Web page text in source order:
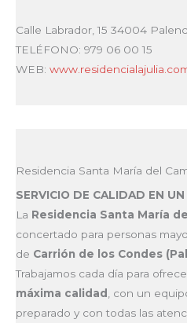
Calle Labrador, 15 34004
TELÉFONO: 979 06 00 15
WEB:
Residencia Santa María del
SERVICIO DE CALIDAD EN
La Residencia Santa María
concertado para personas
de Carrión de los Condes
Trabajamos cada día para
máxima calidad
, con un
preparado y con todas las